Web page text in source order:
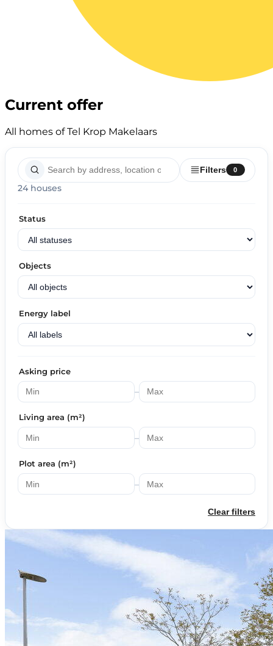
Current offer
All homes of Tel Krop Makelaars
Filters 0
24 houses
Status
Objects
Energy label
Asking price
–
Living area (m²)
–
Plot area (m²)
–
Clear filters